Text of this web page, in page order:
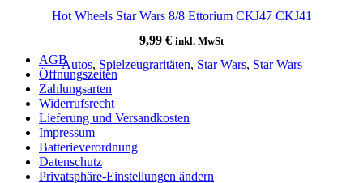
Hot Wheels Star Wars 8/8 Ettorium CKJ47 CKJ41
9,99 € inkl. MwSt
Autos, Spielzeugraritäten, Star Wars, Star Wars
AGB
Öffnungszeiten
Zahlungsarten
Widerrufsrecht
Lieferung und Versandkosten
Impressum
Batterieverordnung
Datenschutz
Privatsphäre-Einstellungen ändern